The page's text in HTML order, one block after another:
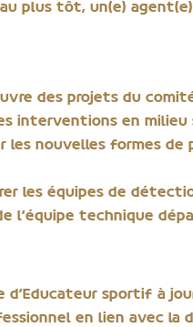
plus tôt, un(e)
des projets du
interventions en milieu
les nouvelles formes
les équipes de
l’équipe technique
d’Educateur sportif à
en lien avec la